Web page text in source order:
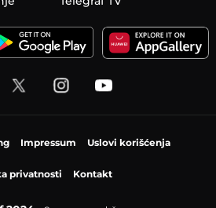
Impressum Uslovi korišćenja
privatnosti Kontakt